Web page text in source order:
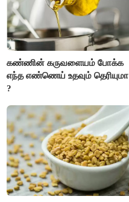
கண்ணின் கருவளையம் போக்க
எந்த எண்ணெய் உதவும் தெரியுமா
?